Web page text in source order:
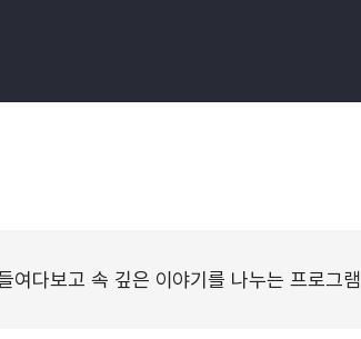
여다보고 속 깊은 이야기를 나누는 프로그램